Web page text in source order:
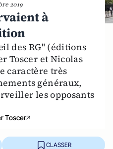
2019
à
des RG" (éditions
Toscer et Nicolas
caractère très
généraux,
les opposants
Toscer
CLASSER